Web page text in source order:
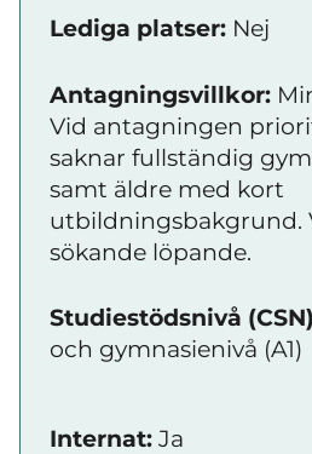
Lediga platser: Nej
Antagningsvillkor:
Vid antagningen
saknar fullstän­dig
samt äldre med kort
utbildningsbakgrund.
sökande löpande.
Studiestödsnivå
och gymnasienivå (A1)
Internat: Ja